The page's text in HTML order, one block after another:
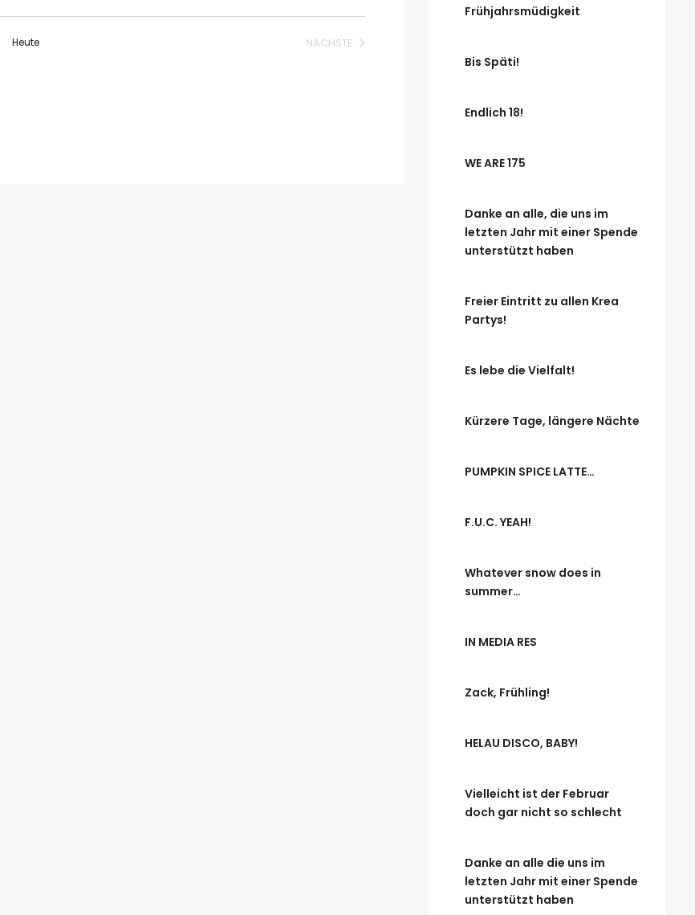
Heute
NÄCHSTE
Frühjahrsmüdigkeit
Bis Späti!
Endlich 18!
WE ARE 175
Danke an alle, die uns im
letzten Jahr mit einer Spende
unterstützt haben
Freier Eintritt zu allen Krea
Partys!
Es lebe die Vielfalt!
Kürzere Tage, längere Nächte
PUMPKIN SPICE LATTE…
F.U.C. YEAH!
Whatever snow does in
summer…
IN MEDIA RES
Zack, Frühling!
HELAU DISCO, BABY!
Vielleicht ist der Februar
doch gar nicht so schlecht
Danke an alle die uns im
letzten Jahr mit einer Spende
unterstützt haben